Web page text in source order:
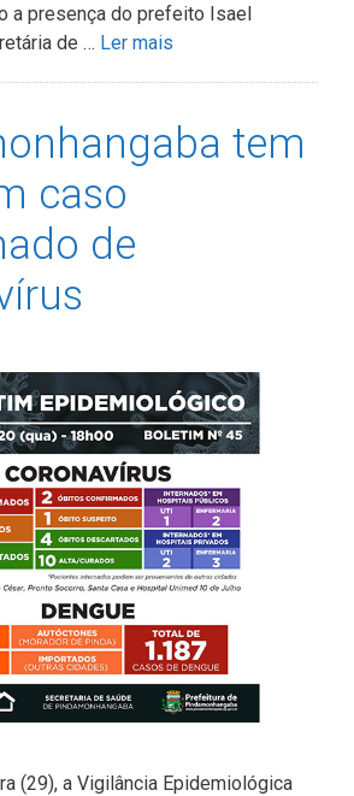
a presença do prefeito Isael
de … Ler mais
tem
caso
de
(29), a Vigilância Epidemiológica